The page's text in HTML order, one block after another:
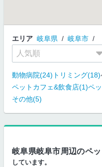
エリア 岐阜県 岐阜市
動物病院(24) トリミング(18)
ペットカフェ&飲食店(1)ペ
その他(5)
岐阜県岐阜市周辺のペ
しています。